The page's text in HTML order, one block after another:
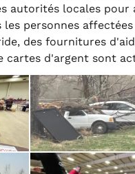
autorités locales pour
personnes
des fournitures
cartes d'argent sont